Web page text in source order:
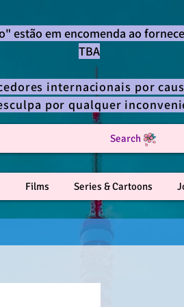
estão em encomenda ao
TBA
internacionais por
por qualquer
Search
Films Series & Cartoons